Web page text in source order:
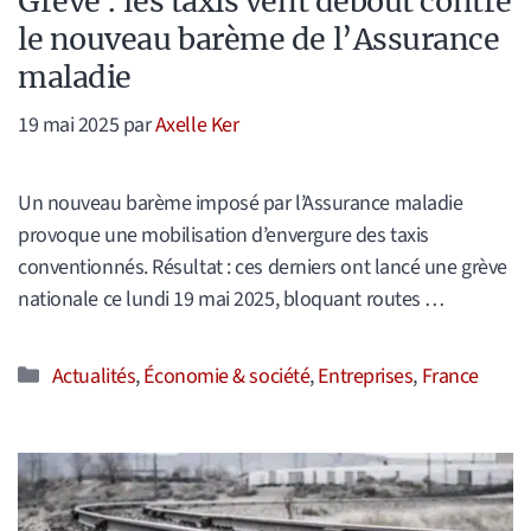
le nouveau barème de l’Assurance
maladie
19 mai 2025 parAxelle Ker
Un nouveau barème imposé par l’Assurance maladie
provoque une mobilisation d’envergure des taxis
conventionnés. Résultat : ces derniers ont lancé une grève
nationale ce lundi 19 mai 2025, bloquant routes …
Catégories
Actualités,Économie & société,Entreprises, France